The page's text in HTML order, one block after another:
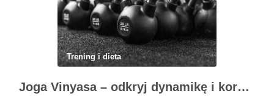
Trening i dieta
Joga Vinyasa – odkryj dynamikę i korzyści tej praktyki